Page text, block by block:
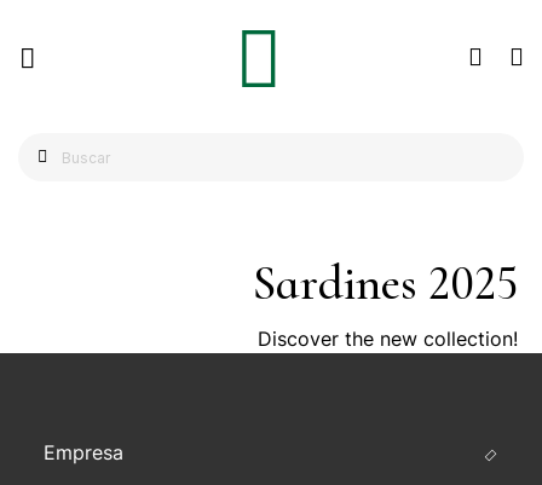
Sardines 2025
Discover the new collection!
Empresa